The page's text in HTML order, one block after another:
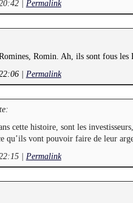
| Permalink
Romin. Ah, ils sont fous les
| Permalink
cette histoire, sont les
qu’ils vont pouvoir faire de leur
| Permalink